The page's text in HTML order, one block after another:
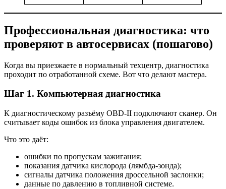
Профессиональная диагностика: что
проверяют в автосервисах (пошагово)
Когда вы приезжаете в нормальный техцентр, диагностика
проходит по отработанной схеме. Вот что делают мастера.
Шаг 1. Компьютерная диагностика
К диагностическому разъёму OBD-II подключают сканер. Он
считывает коды ошибок из блока управления двигателем.
Что это даёт:
ошибки по пропускам зажигания;
показания датчика кислорода (лямбда-зонда);
сигналы датчика положения дроссельной заслонки;
данные по давлению в топливной системе.